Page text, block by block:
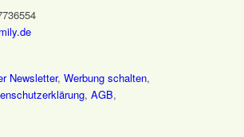
Newsletter, Werbung schalten,
, AGB,